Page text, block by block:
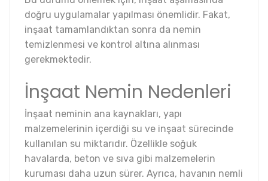
doğru uygulamalar yapılması önemlidir. Fakat,
inşaat tamamlandıktan sonra da nemin
temizlenmesi ve kontrol altına alınması
gerekmektedir.
İnşaat Nemin Nedenleri
İnşaat neminin ana kaynakları, yapı
malzemelerinin içerdiği su ve inşaat sürecinde
kullanılan su miktarıdır. Özellikle soğuk
havalarda, beton ve sıva gibi malzemelerin
kuruması daha uzun sürer. Ayrıca, havanın nemli